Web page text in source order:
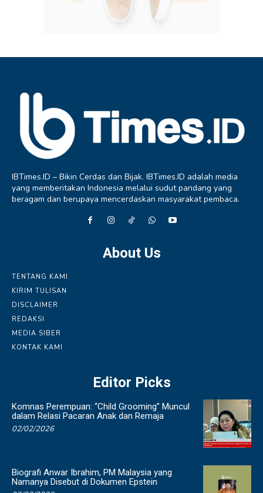
IBTimes.ID – Bikin Cerdas dan Bijak. IBTimes.ID adalah media
yang memberitakan Indonesia melalui sudut pandang yang
beragam dan berupaya mencerdaskan masyarakat pembaca.
About Us
TENTANG KAMI
KIRIM TULISAN
DISCLAIMER
REDAKSI
MEDIA SIBER
KONTAK KAMI
Editor Picks
Komnas Perempuan: “Child Grooming” Muncul
dalam Relasi Pacaran Anak dan Remaja
02/02/2026
Biografi Anwar Ibrahim, PM Malaysia yang
Namanya Disebut di Dokumen Epstein